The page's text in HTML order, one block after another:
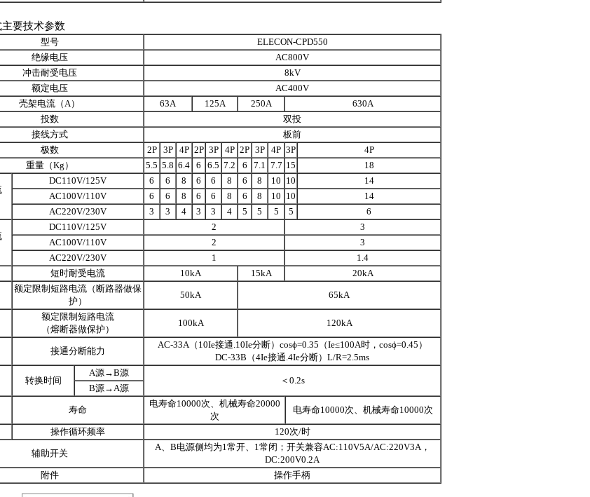
要技术参数
型号
ELECON-CPD550
绝缘电压
AC800V
冲击耐受电压
8kV
额定电压
AC400V
壳架电流（A）
63A 125A 250A
630A
投数
双投
接线方式
板前
极数
2P 3P 4P 2P 3P 4P 2P 3P 4P 3P
4P
重量（Kg）
5.5 5.8 6.4 6 6.5 7.2 6 7.1 7.7 15 18
DC110V/125V 6 6 8 6 6 8 6 8 10 10
14
AC100V/110V
6 6 8 6 6 8 6 8 10 10
14
AC220V/230V
3 3 4 3 3 4 5 5 5 5 6
DC110V/125V 2
3
AC100V/110V
2
3
AC220V/230V
1
1.4
短时耐受电流 10kA 15kA
20kA
额定限制短路电流（断路器做保
护）
50kA 65kA
额定限制短路电流
（熔断器做保护）
100kA 120kA
接通分断能力
AC-33A（10Ie接通.10Ie分断）cosϕ=0.35（Ie≤100A时，cosϕ=0.45）
DC-33B（4Ie接通.4Ie分断）L/R=2.5ms
转换时间
A源→B源
＜0.2s
B源→A源
寿命
电寿命10000次、机械寿命20000
次
电寿命10000次、机械寿命10000次
操作循环频率 120次/时
辅助开关
A、B电源侧均为1常开、1常闭；开关兼容AC:110V5A/AC:220V3A，
DC:200V0.2A
附件
操作手柄